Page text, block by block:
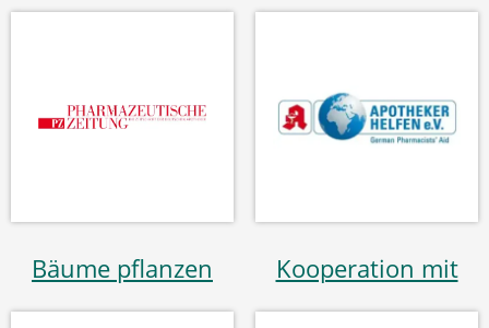
Bäume pflanzen Kooperation mit